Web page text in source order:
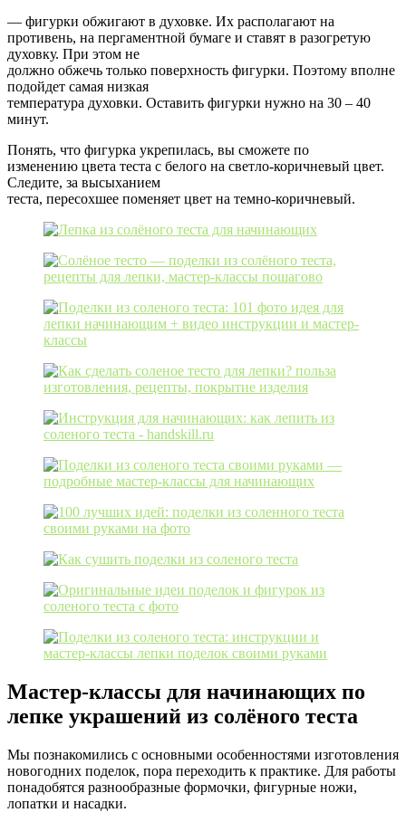
— фигурки обжигают в духовке. Их располагают на
противень, на пергаментной бумаге и ставят в разогретую
духовку. При этом не
должно обжечь только поверхность фигурки. Поэтому вполне
подойдет самая низкая
температура духовки. Оставить фигурки нужно на 30 – 40
минут.
Понять, что фигурка укрепилась, вы сможете по
изменению цвета теста с белого на светло-коричневый цвет.
Следите, за высыханием
теста, пересохшее поменяет цвет на темно-коричневый.
Мастер-классы для начинающих по
лепке украшений из солёного теста
Мы познакомились с основными особенностями изготовления
новогодних поделок, пора переходить к практике. Для работы
понадобятся разнообразные формочки, фигурные ножи,
лопатки и насадки.